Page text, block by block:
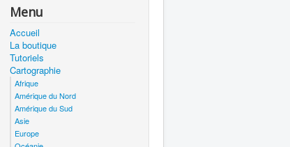
Menu
Accueil
La boutique
Tutoriels
Cartographie
Afrique
Amérique du Nord
Amérique du Sud
Asie
Europe